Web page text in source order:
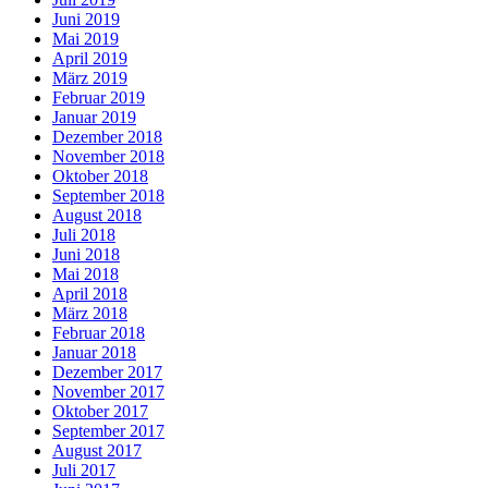
Juni 2019
Mai 2019
April 2019
März 2019
Februar 2019
Januar 2019
Dezember 2018
November 2018
Oktober 2018
September 2018
August 2018
Juli 2018
Juni 2018
Mai 2018
April 2018
März 2018
Februar 2018
Januar 2018
Dezember 2017
November 2017
Oktober 2017
September 2017
August 2017
Juli 2017